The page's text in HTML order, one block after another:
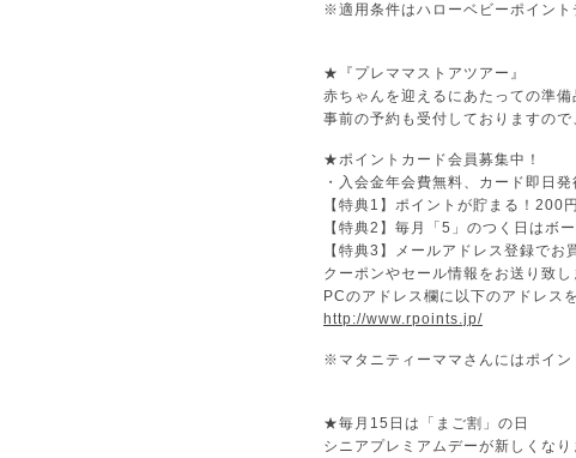
※適用条件はハローベビーポイント
★『プレママストアツアー』
赤ちゃんを迎えるにあたっての準
事前の予約も受付しておりますので
★ポイントカード会員募集中！
・入会金年会費無料、カード即日
【特典1】ポイントが貯まる！200
【特典2】毎月「5」のつく日はボ
【特典3】メールアドレス登録でお
クーポンやセール情報をお送り致し
PCのアドレス欄に以下のアドレス
http://www.rpoints.jp/
※マタニティーママさんにはポイン
★毎月15日は「まご割」の日
シニアプレミアムデーが新しくなり